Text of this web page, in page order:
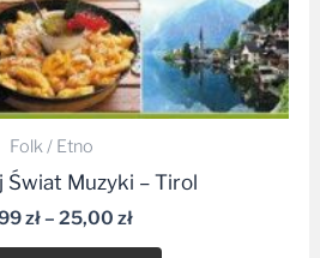
Folk / Etno
Odtwarzacz
plików
dźwiękowych
Świat Muzyki – Tirol
zł– 25,00 zł